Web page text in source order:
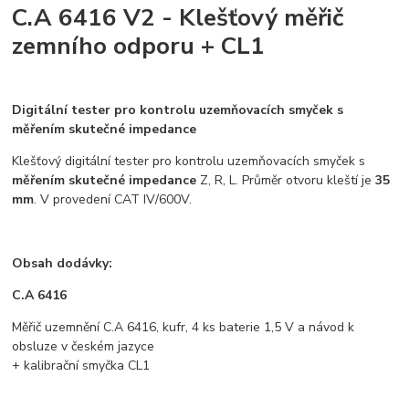
C.A 6416 V2 - Klešťový měřič
zemního odporu + CL1
Digitální tester pro kontrolu uzemňovacích smyček s
měřením skutečné impedance
Klešťový digitální tester pro kontrolu uzemňovacích smyček s
měřením skutečné impedance Z, R, L. Průměr otvoru kleští je35
mm. V provedení CAT IV/600V.
Obsah dodávky:
C.A 6416
Měřič uzemnění C.A 6416, kufr, 4 ks baterie 1,5 V a návod k
obsluze v českém jazyce
+ kalibrační smyčka CL1